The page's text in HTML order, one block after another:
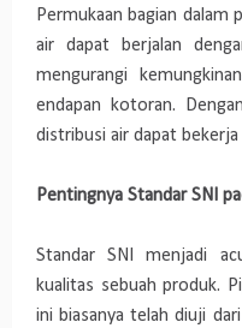
Permukaan bagian dalam
air dapat berjalan
mengurangi
endapan kotoran.
distribusi air dapat
Pentingnya Standar SNI
Standar SNI menjadi
kualitas sebuah produk.
ini biasanya telah diuji